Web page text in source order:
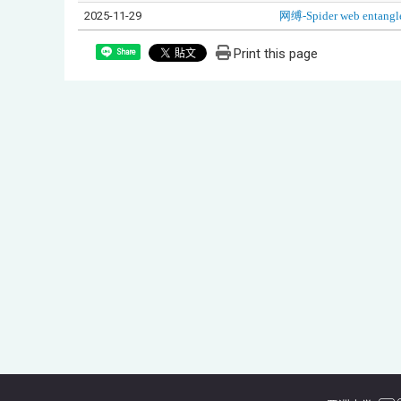
2025-11-29 网缚-Spider web
Share Print this page